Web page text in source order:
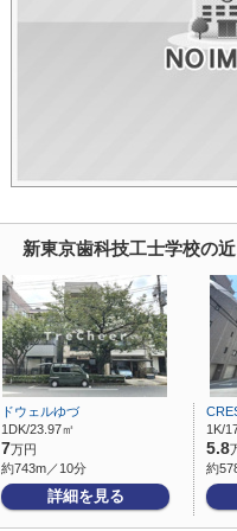
新東京歯科技工士学校の
ドウェルゆづ
1DK/23.97㎡
7万円
約743m／10分
詳細を見る
1K/
5.8
約